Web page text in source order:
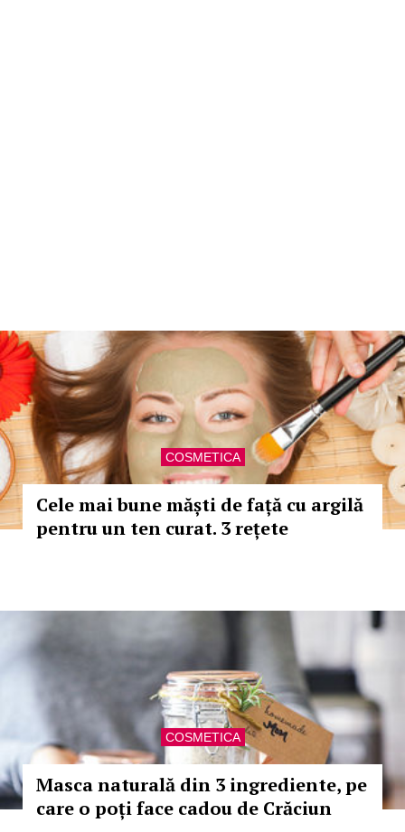
COSMETICA
Cele mai bune măști de față cu argilă
pentru un ten curat. 3 rețete
COSMETICA
Masca naturală din 3 ingrediente, pe
care o poți face cadou de Crăciun